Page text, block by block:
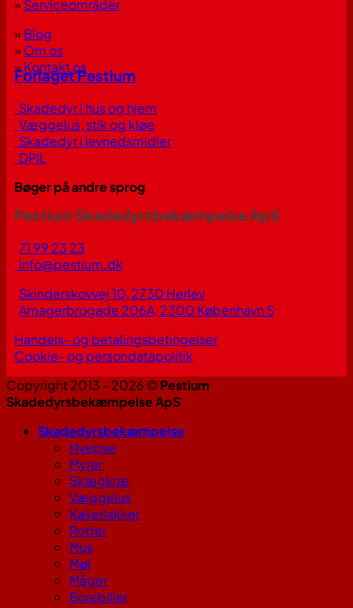
» Serviceområder
» Blog
» Om os
»Kontakt os
Forlaget Pestium
Skadedyr i hus og hjem
Væggelus, stik og kløe
Skadedyr i levnedsmidler
DPIL
Bøger på andre sprog
Pestium Skadedyrsbekæmpelse ApS
71 99 23 23
info@pestium.dk
Skinderskovvej 10, 2730 Herlev
Amagerbrogade 206A, 2300 København S
Handels- og betalingsbetingelser
Cookie- og persondatapolitik
Copyright 2013 - 2026 ©Pestium
Skadedyrsbekæmpelse ApS
Skadedyrsbekæmpelse
Hvepse
Myrer
Skægkræ
Væggelus
Kakerlakker
Rotter
Mus
Møl
Måger
Borebiller